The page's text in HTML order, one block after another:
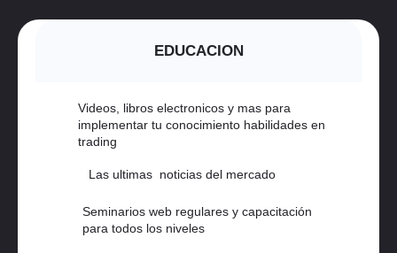
EDUCACION
Videos, libros electronicos y mas para
implementar tu conocimiento habilidades en
trading
Las ultimas noticias del mercado
Seminarios web regulares y capacitación
para todos los niveles